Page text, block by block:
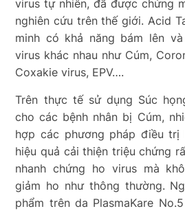
virus tự nhiên, đã được chứng
nghiên cứu trên thế giới. Acid
minh có khả năng bám lên
virus khác nhau như Cúm,
Coxakie virus, EPV….
Trên thực tế sử dụng Súc
cho các bệnh nhân bị Cúm,
hợp các phương pháp điều trị
hiệu quả cải thiện triệu chứng
nhanh chứng ho virus mà
giảm ho như thông thường.
phẩm trên da PlasmaKare